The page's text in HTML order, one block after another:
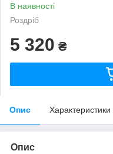
В наявності
Роздріб
5 320 ₴
Опис Характеристики
Опис